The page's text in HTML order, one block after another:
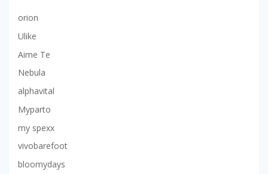
orion
Ulike
Aime Te
Nebula
alphavital
Myparto
my spexx
vivobarefoot
bloomydays